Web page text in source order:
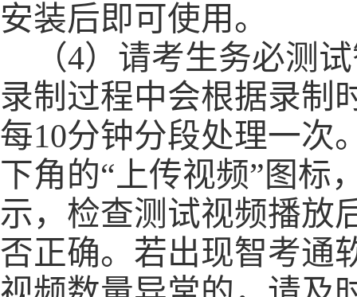
安装后即可使用。
（4）请考生务必测
录制过程中会根据录制
每10分钟分段处理一次
下角的“上传视频”图标
示，检查测试视频播放
否正确。若出现智考通